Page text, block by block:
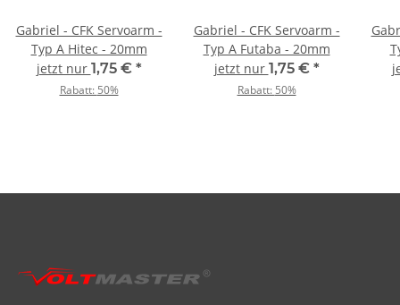
Gabriel - CFK Servoarm -
Typ A Hitec - 20mm
jetzt nur 1,75 € *
Rabatt: 50%
Gabriel - CFK Servoarm -
Typ A Futaba - 20mm
jetzt nur 1,75 € *
Rabatt: 50%